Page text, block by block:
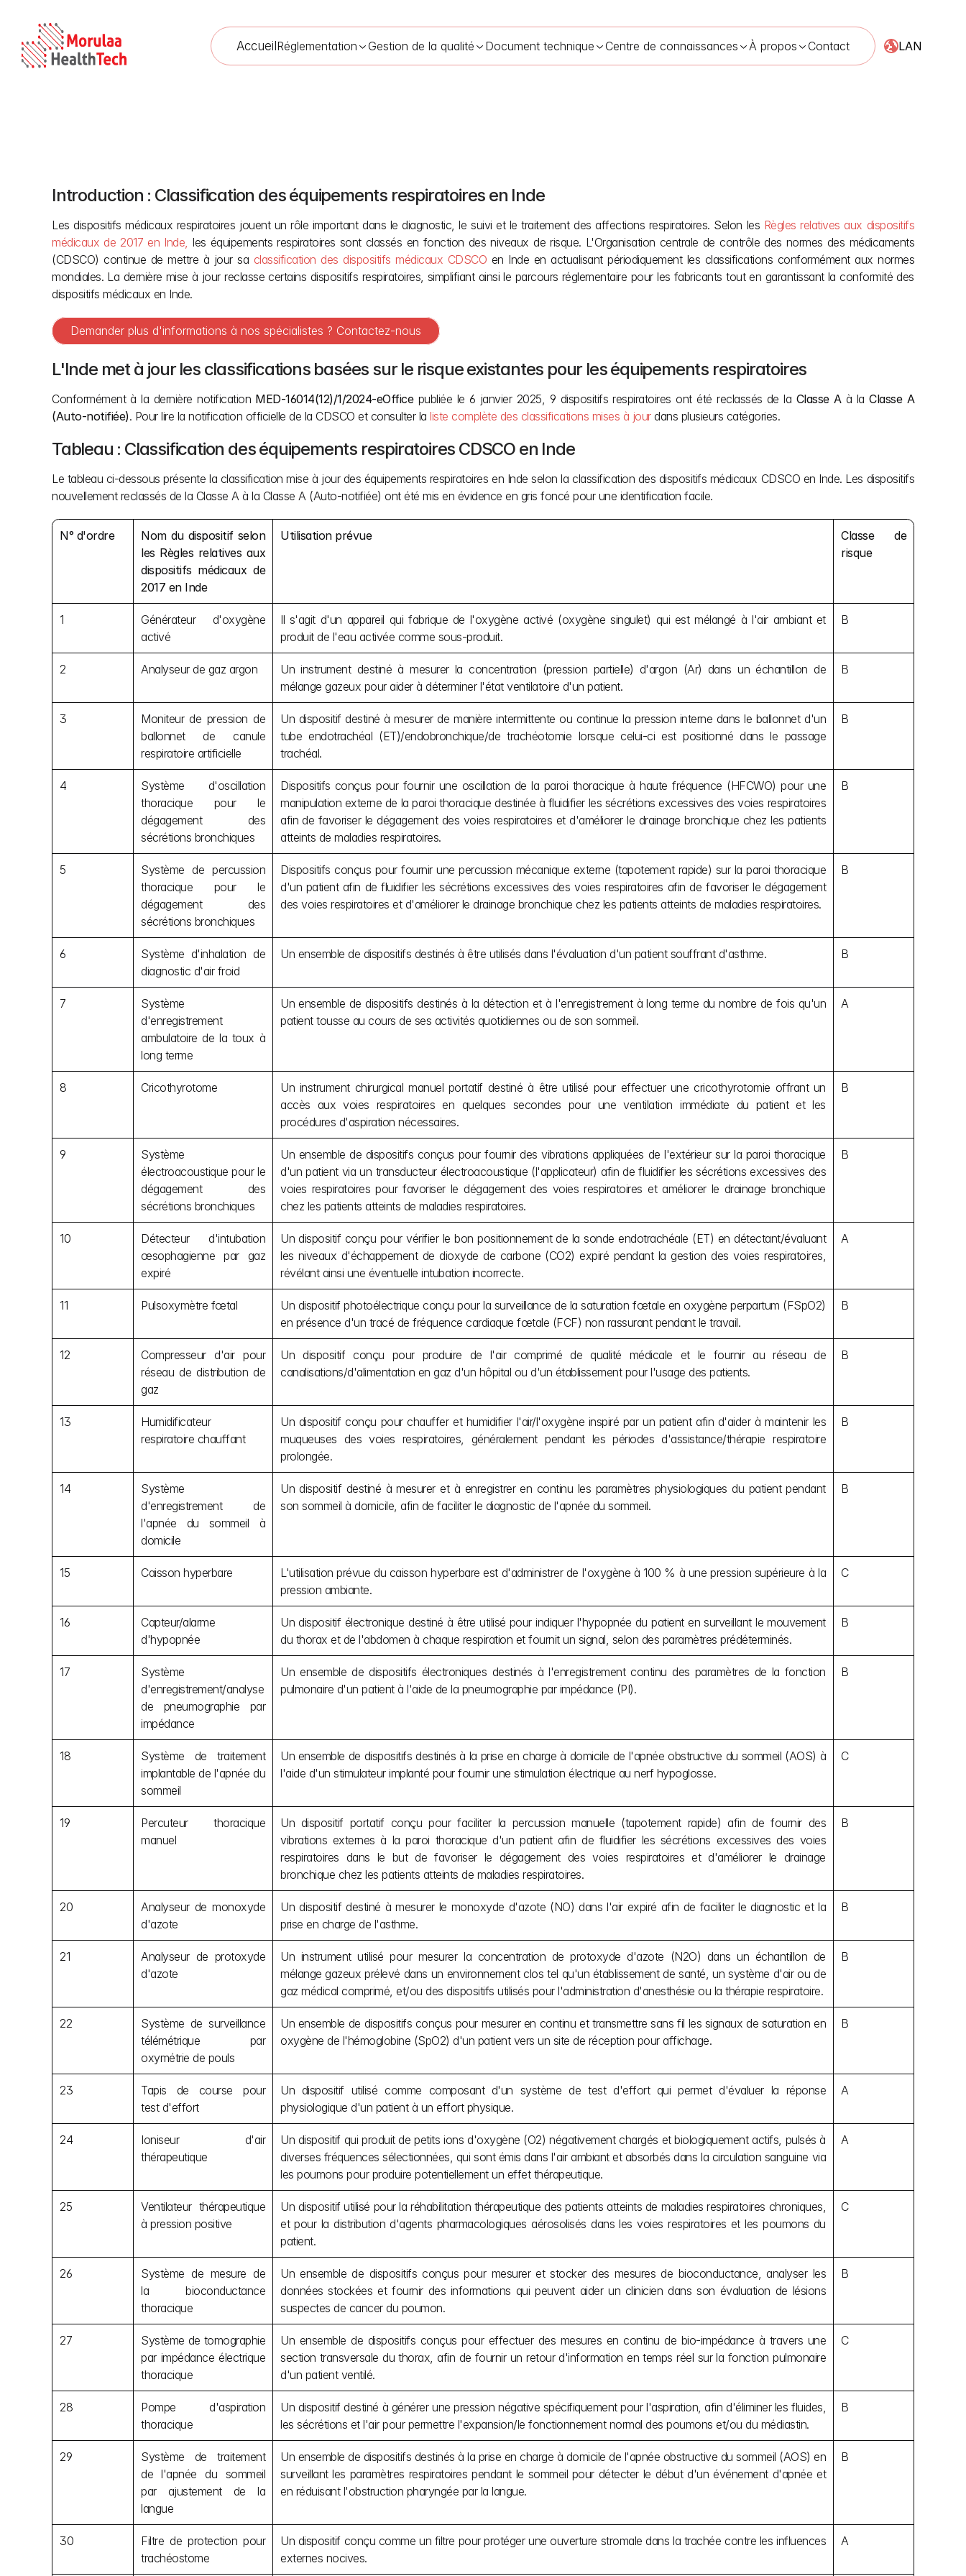
AccueilRéglementation Gestion de la qualité Document technique Centre de connaissances À propos Contact LAN
Classification des dispositifs médicaux CDSCO en Inde pour les équipements respiratoires
Introduction : Classification des équipements respiratoires en Inde
Les dispositifs médicaux respiratoires jouent un rôle important dans le diagnostic, le suivi et le traitement des affections respiratoires. Selon les Règles relatives aux dispositifs
médicaux de 2017 en Inde, les équipements respiratoires sont classés en fonction des niveaux de risque. L'Organisation centrale de contrôle des normes des médicaments
(CDSCO) continue de mettre à jour sa classification des dispositifs médicaux CDSCO en Inde en actualisant périodiquement les classifications conformément aux normes
mondiales. La dernière mise à jour reclasse certains dispositifs respiratoires, simplifiant ainsi le parcours réglementaire pour les fabricants tout en garantissant la conformité des
dispositifs médicaux en Inde.
Demander plus d'informations à nos spécialistes ? Contactez-nous
L'Inde met à jour les classifications basées sur le risque existantes pour les équipements respiratoires
Conformément à la dernière notification MED-16014(12)/1/2024-eOffice publiée le 6 janvier 2025, 9 dispositifs respiratoires ont été reclassés de la Classe A à la Classe A
(Auto-notifiée). Pour lire la notification officielle de la CDSCO et consulter la liste complète des classifications mises à jour dans plusieurs catégories.
Tableau : Classification des équipements respiratoires CDSCO en Inde
Le tableau ci-dessous présente la classification mise à jour des équipements respiratoires en Inde selon la classification des dispositifs médicaux CDSCO en Inde. Les dispositifs
nouvellement reclassés de la Classe A à la Classe A (Auto-notifiée) ont été mis en évidence en gris foncé pour une identification facile.
N° d'ordre
Nom du dispositif selon
les Règles relatives aux
dispositifs médicaux de
2017 en Inde
Utilisation prévue
Classe de
risque
1
Générateur d'oxygène
activé
Il s'agit d'un appareil qui fabrique de l'oxygène activé (oxygène singulet) qui est mélangé à l'air ambiant et
produit de l'eau activée comme sous-produit.
B
2 Analyseur de gaz argon
Un instrument destiné à mesurer la concentration (pression partielle) d'argon (Ar) dans un échantillon de
mélange gazeux pour aider à déterminer l'état ventilatoire d'un patient.
B
3
Moniteur de pression de
ballonnet de canule
respiratoire artificielle
Un dispositif destiné à mesurer de manière intermittente ou continue la pression interne dans le ballonnet d'un
tube endotrachéal (ET)/endobronchique/de trachéotomie lorsque celui-ci est positionné dans le passage
trachéal.
B
4
Système d'oscillation
thoracique pour le
dégagement des
sécrétions bronchiques
Dispositifs conçus pour fournir une oscillation de la paroi thoracique à haute fréquence (HFCWO) pour une
manipulation externe de la paroi thoracique destinée à fluidifier les sécrétions excessives des voies respiratoires
afin de favoriser le dégagement des voies respiratoires et d'améliorer le drainage bronchique chez les patients
atteints de maladies respiratoires.
B
5
Système de percussion
thoracique pour le
dégagement des
sécrétions bronchiques
Dispositifs conçus pour fournir une percussion mécanique externe (tapotement rapide) sur la paroi thoracique
d'un patient afin de fluidifier les sécrétions excessives des voies respiratoires afin de favoriser le dégagement
des voies respiratoires et d'améliorer le drainage bronchique chez les patients atteints de maladies respiratoires.
B
6
Système d'inhalation de
diagnostic d'air froid
Un ensemble de dispositifs destinés à être utilisés dans l'évaluation d'un patient souffrant d'asthme. B
7
Système
d'enregistrement
ambulatoire de la toux à
long terme
Un ensemble de dispositifs destinés à la détection et à l'enregistrement à long terme du nombre de fois qu'un
patient tousse au cours de ses activités quotidiennes ou de son sommeil.
A
8 Cricothyrotome
Un instrument chirurgical manuel portatif destiné à être utilisé pour effectuer une cricothyrotomie offrant un
accès aux voies respiratoires en quelques secondes pour une ventilation immédiate du patient et les
procédures d'aspiration nécessaires.
B
9
Système
électroacoustique pour le
dégagement des
sécrétions bronchiques
Un ensemble de dispositifs conçus pour fournir des vibrations appliquées de l'extérieur sur la paroi thoracique
d'un patient via un transducteur électroacoustique (l'applicateur) afin de fluidifier les sécrétions excessives des
voies respiratoires pour favoriser le dégagement des voies respiratoires et améliorer le drainage bronchique
chez les patients atteints de maladies respiratoires.
B
10
Détecteur d'intubation
œsophagienne par gaz
expiré
Un dispositif conçu pour vérifier le bon positionnement de la sonde endotrachéale (ET) en détectant/évaluant
les niveaux d'échappement de dioxyde de carbone (CO2) expiré pendant la gestion des voies respiratoires,
révélant ainsi une éventuelle intubation incorrecte.
A
11 Pulsoxymètre fœtal
Un dispositif photoélectrique conçu pour la surveillance de la saturation fœtale en oxygène perpartum (FSpO2)
en présence d'un tracé de fréquence cardiaque fœtale (FCF) non rassurant pendant le travail.
B
12
Compresseur d'air pour
réseau de distribution de
gaz
Un dispositif conçu pour produire de l'air comprimé de qualité médicale et le fournir au réseau de
canalisations/d'alimentation en gaz d'un hôpital ou d'un établissement pour l'usage des patients.
B
13
Humidificateur
respiratoire chauffant
Un dispositif conçu pour chauffer et humidifier l'air/l'oxygène inspiré par un patient afin d'aider à maintenir les
muqueuses des voies respiratoires, généralement pendant les périodes d'assistance/thérapie respiratoire
prolongée.
B
14
Système
d'enregistrement de
l'apnée du sommeil à
domicile
Un dispositif destiné à mesurer et à enregistrer en continu les paramètres physiologiques du patient pendant
son sommeil à domicile, afin de faciliter le diagnostic de l'apnée du sommeil.
B
15 Caisson hyperbare
L'utilisation prévue du caisson hyperbare est d'administrer de l'oxygène à 100 % à une pression supérieure à la
pression ambiante.
C
16
Capteur/alarme
d'hypopnée
Un dispositif électronique destiné à être utilisé pour indiquer l'hypopnée du patient en surveillant le mouvement
du thorax et de l'abdomen à chaque respiration et fournit un signal, selon des paramètres prédéterminés.
B
17
Système
d'enregistrement/analyse
de pneumographie par
impédance
Un ensemble de dispositifs électroniques destinés à l'enregistrement continu des paramètres de la fonction
pulmonaire d'un patient à l'aide de la pneumographie par impédance (PI).
B
18
Système de traitement
implantable de l'apnée du
sommeil
Un ensemble de dispositifs destinés à la prise en charge à domicile de l'apnée obstructive du sommeil (AOS) à
l'aide d'un stimulateur implanté pour fournir une stimulation électrique au nerf hypoglosse.
C
19
Percuteur thoracique
manuel
Un dispositif portatif conçu pour faciliter la percussion manuelle (tapotement rapide) afin de fournir des
vibrations externes à la paroi thoracique d'un patient afin de fluidifier les sécrétions excessives des voies
respiratoires dans le but de favoriser le dégagement des voies respiratoires et d'améliorer le drainage
bronchique chez les patients atteints de maladies respiratoires.
B
20
Analyseur de monoxyde
d'azote
Un dispositif destiné à mesurer le monoxyde d'azote (NO) dans l'air expiré afin de faciliter le diagnostic et la
prise en charge de l'asthme.
B
21
Analyseur de protoxyde
d'azote
Un instrument utilisé pour mesurer la concentration de protoxyde d'azote (N2O) dans un échantillon de
mélange gazeux prélevé dans un environnement clos tel qu'un établissement de santé, un système d'air ou de
gaz médical comprimé, et/ou des dispositifs utilisés pour l'administration d'anesthésie ou la thérapie respiratoire.
B
22
Système de surveillance
télémétrique par
oxymétrie de pouls
Un ensemble de dispositifs conçus pour mesurer en continu et transmettre sans fil les signaux de saturation en
oxygène de l'hémoglobine (SpO2) d'un patient vers un site de réception pour affichage.
B
23
Tapis de course pour
test d'effort
Un dispositif utilisé comme composant d'un système de test d'effort qui permet d'évaluer la réponse
physiologique d'un patient à un effort physique.
A
24
Ioniseur d'air
thérapeutique
Un dispositif qui produit de petits ions d'oxygène (O2) négativement chargés et biologiquement actifs, pulsés à
diverses fréquences sélectionnées, qui sont émis dans l'air ambiant et absorbés dans la circulation sanguine via
les poumons pour produire potentiellement un effet thérapeutique.
A
25
Ventilateur thérapeutique
à pression positive
Un dispositif utilisé pour la réhabilitation thérapeutique des patients atteints de maladies respiratoires chroniques,
et pour la distribution d'agents pharmacologiques aérosolisés dans les voies respiratoires et les poumons du
patient.
C
26
Système de mesure de
la bioconductance
thoracique
Un ensemble de dispositifs conçus pour mesurer et stocker des mesures de bioconductance, analyser les
données stockées et fournir des informations qui peuvent aider un clinicien dans son évaluation de lésions
suspectes de cancer du poumon.
B
27
Système de tomographie
par impédance électrique
thoracique
Un ensemble de dispositifs conçus pour effectuer des mesures en continu de bio-impédance à travers une
section transversale du thorax, afin de fournir un retour d'information en temps réel sur la fonction pulmonaire
d'un patient ventilé.
C
28
Pompe d'aspiration
thoracique
Un dispositif destiné à générer une pression négative spécifiquement pour l'aspiration, afin d'éliminer les fluides,
les sécrétions et l'air pour permettre l'expansion/le fonctionnement normal des poumons et/ou du médiastin.
B
29
Système de traitement
de l'apnée du sommeil
par ajustement de la
langue
Un ensemble de dispositifs destinés à la prise en charge à domicile de l'apnée obstructive du sommeil (AOS) en
surveillant les paramètres respiratoires pendant le sommeil pour détecter le début d'un événement d'apnée et
en réduisant l'obstruction pharyngée par la langue.
B
30
Filtre de protection pour
trachéostome
Un dispositif conçu comme un filtre pour protéger une ouverture stromale dans la trachée contre les influences
externes nocives.
A